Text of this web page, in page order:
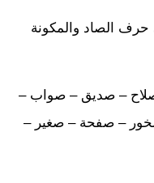
حرف الصاد والمكونة
– صديق – صواب –
– صفحة – صغير –